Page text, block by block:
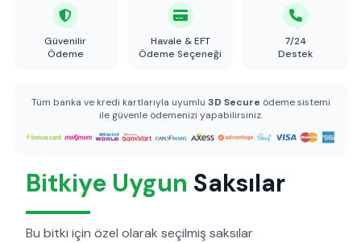
Güvenilir
Ödeme
Havale & EFT
Ödeme Seçeneği
7/24
Destek
Tüm banka ve kredi kartlarıyla uyumlu 3D Secure ödeme sistemi
ile güvenle ödemenizi yapabilirsiniz.
Bitkiye Uygun Saksılar
Bu bitki için özel olarak seçilmiş saksılar